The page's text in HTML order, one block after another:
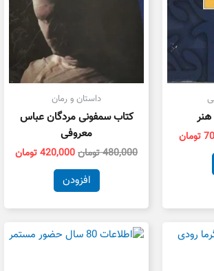
هنر
تومان
داستان و رمان
کتاب سمفونی مردگان عباس
معروفی
480,000تومان420,000تومان
افزودن